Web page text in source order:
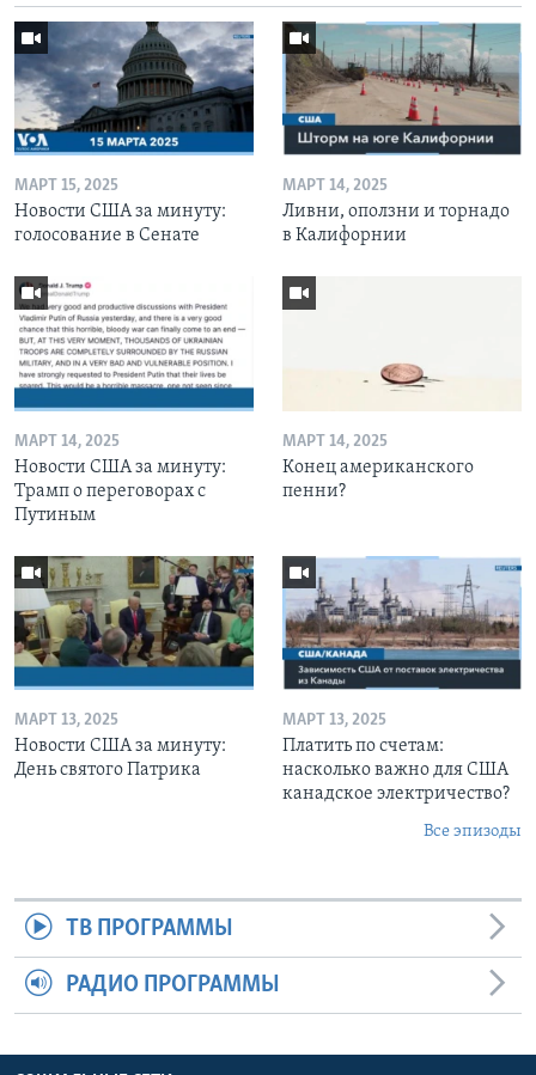
МАРТ 15, 2025
Новости США за минуту:
голосование в Сенате
МАРТ 14, 2025
Ливни, оползни и торнадо
в Калифорнии
МАРТ 14, 2025
Новости США за минуту:
Трамп о переговорах с
Путиным
МАРТ 14, 2025
Конец американского
пенни?
МАРТ 13, 2025
Новости США за минуту:
День святого Патрика
МАРТ 13, 2025
Платить по счетам:
насколько важно для США
канадское электричество?
Все эпизоды
ТВ ПРОГРАММЫ
РАДИО ПРОГРАММЫ